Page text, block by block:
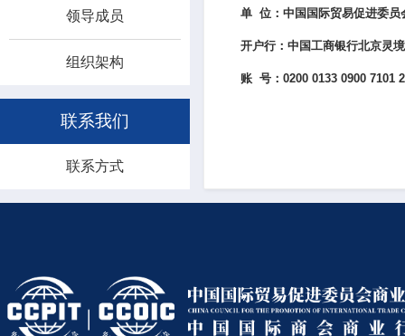
领导成员
组织架构
联系我们
联系方式
单 位：中国国际贸易促进委员
开户行：中国工商银行北京灵
账 号：0200 0133 0900 7101